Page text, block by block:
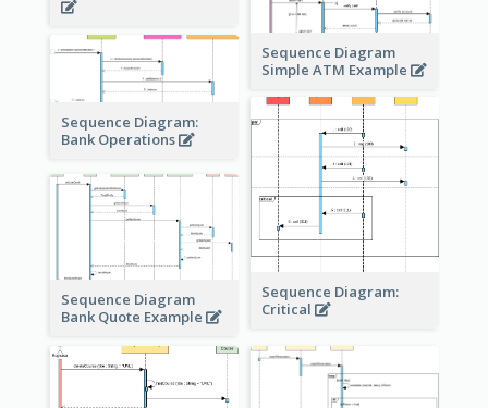
Sequence Diagram
Simple ATM Example
Sequence Diagram:
Bank Operations
Sequence Diagram:
Critical
Sequence Diagram
Bank Quote Example